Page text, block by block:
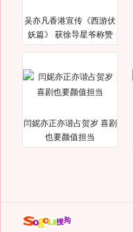
吴亦凡香港宣传《西游伏
妖篇》 获徐导星爷称赞
闫妮亦正亦谐占贺岁 喜剧
也要颜值担当